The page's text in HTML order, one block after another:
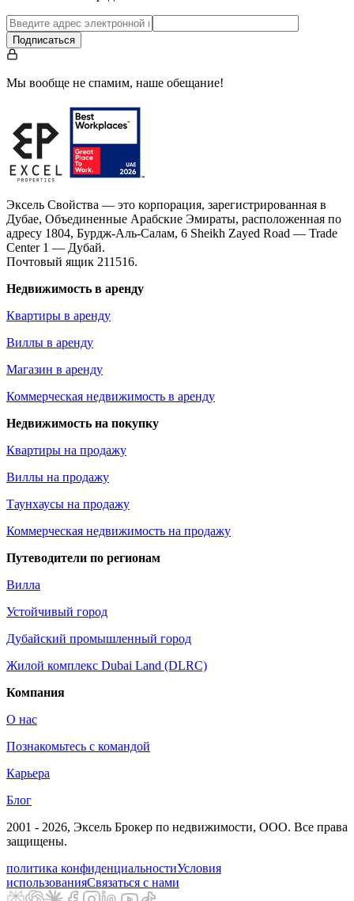
Подписаться
Мы вообще не спамим, наше обещание!
Эксель Свойства — это корпорация, зарегистрированная в
Дубае, Объединенные Арабские Эмираты, расположенная по
адресу 1804, Бурдж-Аль-Салам, 6 Sheikh Zayed Road — Trade
Center 1 — Дубай.
Почтовый ящик 211516.
Недвижимость в аренду
Квартиры в аренду
Виллы в аренду
Магазин в аренду
Коммерческая недвижимость в аренду
Недвижимость на покупку
Квартиры на продажу
Виллы на продажу
Таунхаусы на продажу
Коммерческая недвижимость на продажу
Путеводители по регионам
Вилла
Устойчивый город
Дубайский промышленный город
Жилой комплекс Dubai Land (DLRC)
Компания
О нас
Познакомьтесь с командой
Карьера
Блог
2001 - 2026, Эксель Брокер по недвижимости, ООО. Все права
защищены.
политика конфиденциальностиУсловия
использованияСвязаться с нами